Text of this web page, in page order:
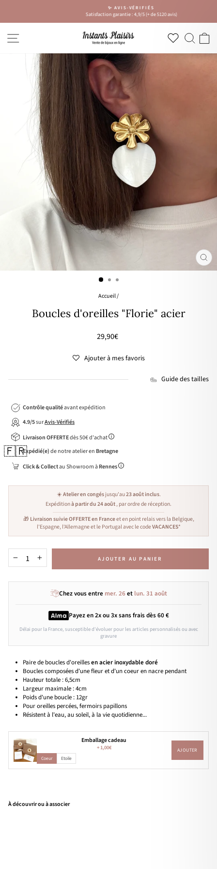
contenu
Diaporama
Pause
✨ AVIS-VÉRIFIÉS
Satisfaction garantie : 4,9/5 (+ de 5120 avis)
Accueil/
Boucles d'oreilles "Florie" acier
Prix
29,90€
Ajouter à mes favoris
Guide des tailles
Contrôle qualitéavant expédition
4.9/5surAvis-Vérifiés
Livraison OFFERTEdès 50€ d'achat
🇫🇷Expédié(e)de notre atelier en Bretagne
Click & Collectau Showroom àRennes
☀️Atelier en congésjusqu'au23 août inclus.
Expéditionà partir du 24 août, par ordre de réception.
🎁 Livraison suivie OFFERTE en Franceet en point relais vers la Belgique,
l'Espagne, l'Allemagne et le Portugal avec le codeVACANCES*
+ AJOUTER AU PANIER
Chez vous entre mer. 26et lun. 31 août
Payez en 2x ou 3xsans fraisdès 60 €
Délai pour la France, susceptible d'évoluer pour les articles personnalisés ou avec
gravure
Paire de boucles d'oreillesen acier inoxydable doré
Bouclescomposées d'une fleur et d'un coeur en nacre pendant
Hauteur totale : 6,5cm
Largeur maximale : 4cm
Poids d'une boucle : 12gr
Pour oreilles percées, fermoirs papillons
Résistent à l'eau, au soleil, à la vie quotidienne...
Emballage cadeau
+1,00€
Coeur Etoile
AJOUTER
À découvrir ou à associer